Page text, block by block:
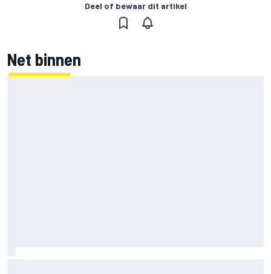
Deel of bewaar dit artikel
Net binnen